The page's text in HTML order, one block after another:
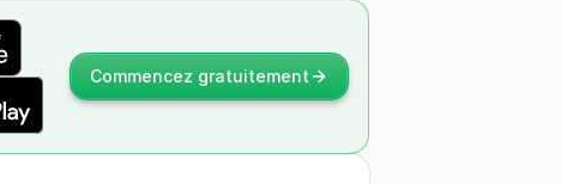
Commencez gratuitement